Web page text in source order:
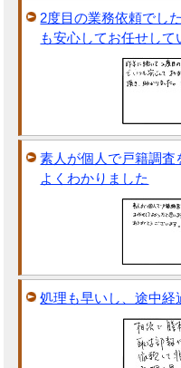
2度目の業務依頼でし
も安心してお任せして
素人が個人で戸籍調
よくわかりました
処理も早いし、途中経